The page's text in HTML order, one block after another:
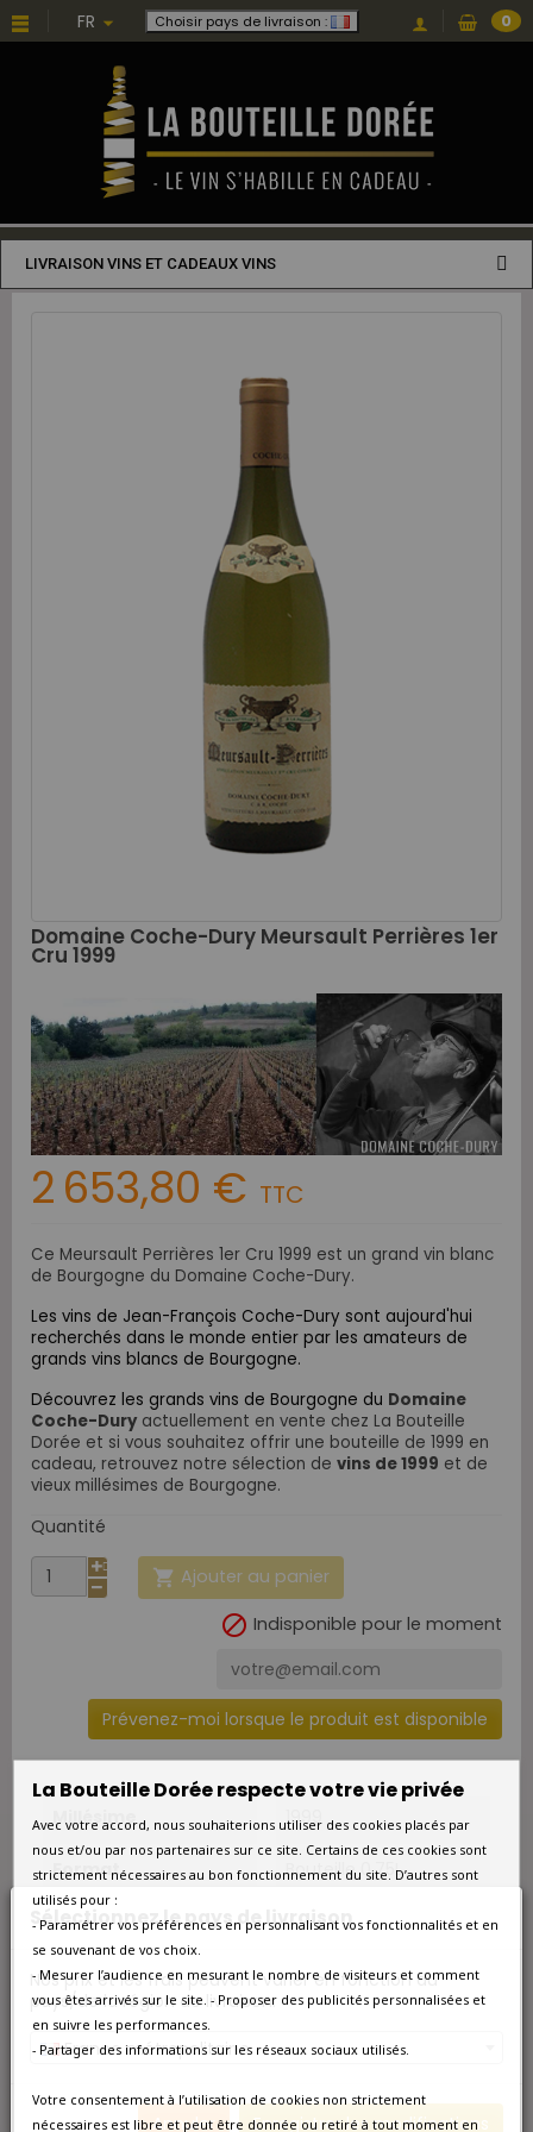
Sélectionnez le pays de livraison
Nos prix et les frais peuvent varier en fonction du
pays/de la région de livraison.
France métropolitaine
Annuler Enregistrer les modifications
FR Choisir pays de livraison : 0
LIVRAISON VINS ET CADEAUX VINS
Domaine Coche-Dury Meursault Perrières 1er
Cru 1999
2 653,80 € TTC
Ce Meursault Perrières 1er Cru 1999 est un grand vin blanc
de Bourgogne du Domaine Coche-Dury.
Les vins de Jean-François Coche-Dury sont aujourd'hui
recherchés dans le monde entier par les amateurs de
grands vins blancs de Bourgogne.
Découvrez les grands vins de Bourgogne du Domaine
Coche-Dury actuellement en vente chez La Bouteille
Dorée et si vous souhaitez offrir une bouteille de 1999 en
cadeau, retrouvez notre sélection de vins de 1999 et de
vieux millésimes de Bourgogne.
Quantité
 Ajouter au panier
 Indisponible pour le moment
Prévenez-moi lorsque le produit est disponible
Millésime 1999
Format Bouteille 0.75L
Qté/Colis 1 bouteille
Pays France
Couleur
La Bouteille Dorée respecte votre vie privée
Avec votre accord, nous souhaiterions utiliser des cookies placés par
nous et/ou par nos partenaires sur ce site. Certains de ces cookies sont
strictement nécessaires au bon fonctionnement du site. D’autres sont
utilisés pour :
- Paramétrer vos préférences en personnalisant vos fonctionnalités et en
se souvenant de vos choix.
- Mesurer l’audience en mesurant le nombre de visiteurs et comment
vous êtes arrivés sur le site. - Proposer des publicités personnalisées et
en suivre les performances.
- Partager des informations sur les réseaux sociaux utilisés.
Votre consentement à l’utilisation de cookies non strictement
nécessaires est libre et peut être donnée ou retiré à tout moment en